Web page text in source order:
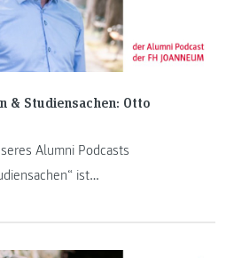
& Studiensachen: Otto
Alumni Podcasts
ist